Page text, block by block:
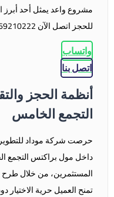
مشروع واعد يمثل أحد أبرز
للحجز اتصل الآن 00201069210222
واتساب
اتصل بنا
أنظمة الحجز
التجمع الخامس
حرصت شركة موداد
داخل مول براكتس التجمع
المستثمرين، من خلال طرح
تمنح العميل حرية الاختيار